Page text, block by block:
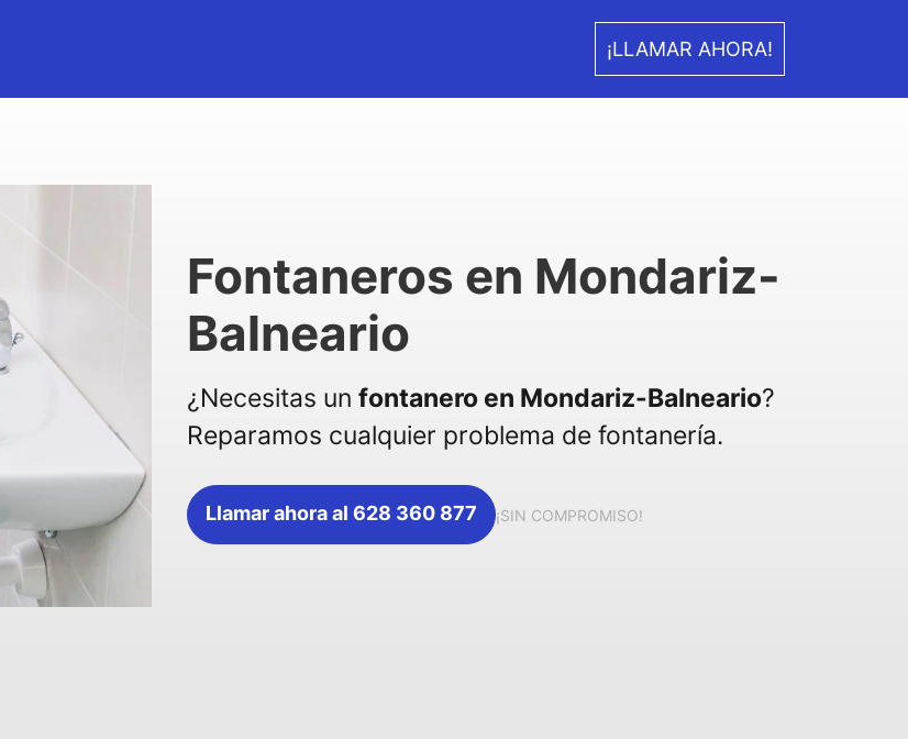
¡LLAMAR AHORA!
Fontaneros en Mondariz-
Balneario
¿Necesitas un fontanero en Mondariz-Balneario?
Reparamos cualquier problema de fontanería.
Llamar ahora al 628 360 877 ¡SIN COMPROMISO!